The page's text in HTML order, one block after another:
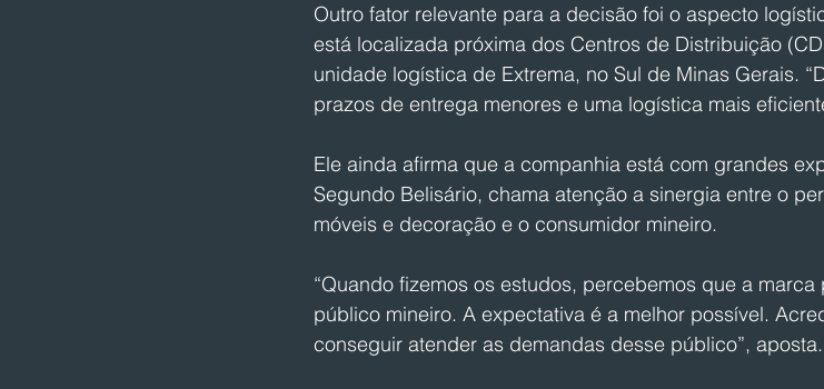
Outro fator relevante para a decisão foi o aspecto
está localizada próxima dos Centros de Distribuição
unidade logística de Extrema, no Sul de Minas Gerais.
prazos de entrega menores e uma logística mais
Ele ainda afirma que a companhia está com grandes
Segundo Belisário, chama atenção a sinergia entre o
móveis e decoração e o consumidor mineiro.
“Quando fizemos os estudos, percebemos que a
público mineiro. A expectativa é a melhor possível.
conseguir atender as demandas desse público”, aposta.